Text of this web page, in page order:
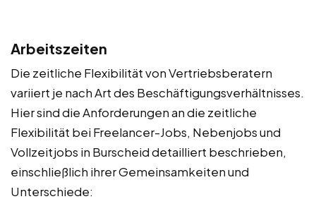
Arbeitszeiten
Die zeitliche Flexibilität von Vertriebsberatern
variiert je nach Art des Beschäftigungsverhältnisses.
Hier sind die Anforderungen an die zeitliche
Flexibilität bei Freelancer-Jobs, Nebenjobs und
Vollzeitjobs in Burscheid detailliert beschrieben,
einschließlich ihrer Gemeinsamkeiten und
Unterschiede: